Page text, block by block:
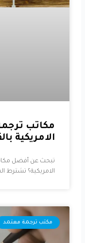
مكاتب
الامريكية
تبحث عن أفضل
الامريكية؟ تشترط
مكتب ترجمة معتمد